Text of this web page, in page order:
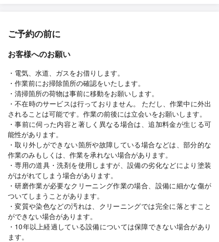
ご予約の前に
お客様へのお願い
・電気、水道、ガスをお借りします。
・作業前にお掃除箇所の確認をいたします。
・清掃箇所の荷物は事前に移動をお願いします。
・不在時のサービスは行っておりません。 ただし、作業中に外出
されることは可能です。作業の前後には立会いをお願いします。
・事前に伺った内容と著しく異なる場合は、追加料金が生じる可
能性があります。
・取り外しができない箇所や故障している場合などは、部分的な
作業のみもしくは、作業を承れない場合があります。
・専用の道具・洗剤を使用しますが、設備の劣化などにより塗装
がはがれてしまう場合があります。
・研磨作業が必要なクリーニング作業の場合、設備に細かな傷が
ついてしまうことがあります。
・変質や染色などの汚れは、クリーニングでは完全に落とすこと
ができない場合があります。
・10年以上経過している設備については保障できない場合があり
ます。